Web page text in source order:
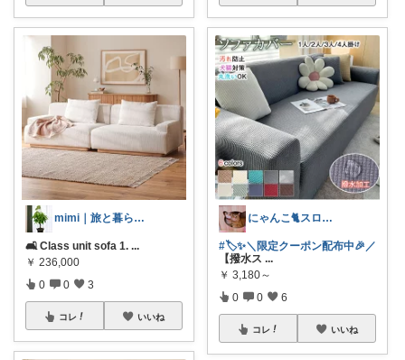
mimi｜旅と暮らし ✈️🌿
🛋️ Class unit sofa 1. ...
￥ 236,000
0 0 3
コレ いいね
にゃんこ🐈スローです🐢💦
#🏷️✨＼限定クーポン配布中🎉／
【撥水ス ...
￥ 3,180～
0 0 6
コレ いいね